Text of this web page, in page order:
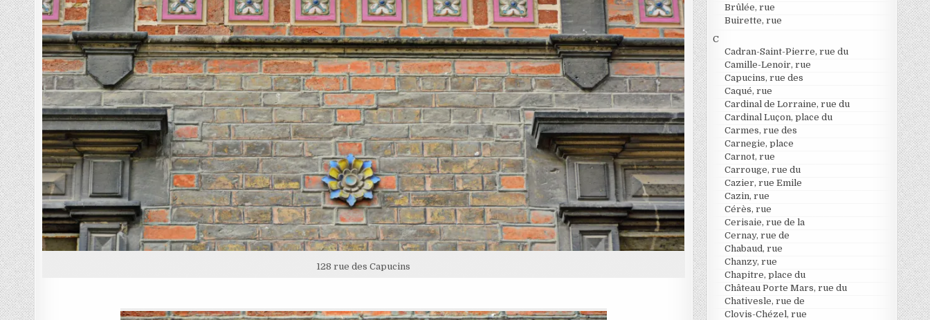
128 rue des Capucins
Brûlée, rue
Buirette, rue
C
Cadran-Saint-Pierre, rue du
Camille-Lenoir, rue
Capucins, rue des
Caqué, rue
Cardinal de Lorraine, rue du
Cardinal Luçon, place du
Carmes, rue des
Carnegie, place
Carnot, rue
Carrouge, rue du
Cazier, rue Emile
Cazin, rue
Cérès, rue
Cerisaie, rue de la
Cernay, rue de
Chabaud, rue
Chanzy, rue
Chapitre, place du
Château Porte Mars, rue du
Chativesle, rue de
Clovis-Chézel, rue